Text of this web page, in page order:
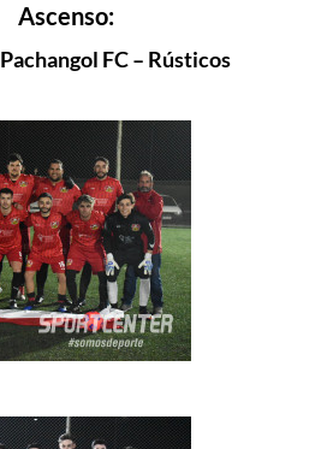
Ascenso:
Pachangol FC – Rústicos